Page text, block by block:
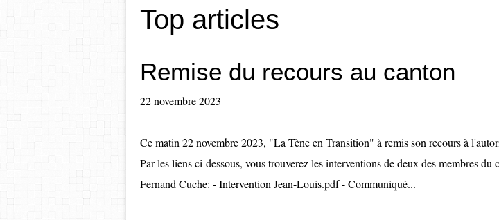
Top articles
Remise du recours au canton
22 novembre 2023
Ce matin 22 novembre 2023, "La Tène en Transition" à remis son recours à
Par les liens ci-dessous, vous trouverez les interventions de deux des membres du
Fernand Cuche: - Intervention Jean-Louis.pdf - Communiqué...